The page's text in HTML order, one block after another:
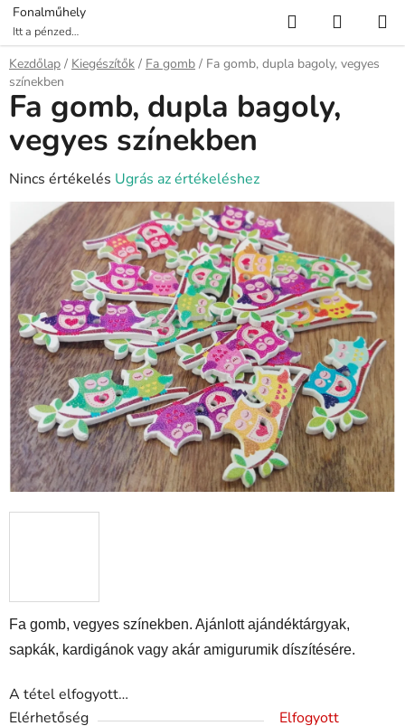
Ugrás
fő
tartalomhoz
Fonalműhely
Itt a pénzed
több fonalat ér!
KeresésKOSÁR
Kezdőlap / Kiegészítők / Fa gomb / Fa gomb, dupla bagoly, vegyes
színekben
Fa gomb, vegyes színekben. Ajánlott ajándéktárgyak,
sapkák, kardigánok vagy akár amigurumik díszítésére.
A tétel elfogyott…
Elérhetőség
Elfogyott
Fa gomb, dupla bagoly,
vegyes színekben
A
átlagos
értékelése
5-
ből
0,0
csillag.
Nincs értékelés Ugrás az értékeléshez